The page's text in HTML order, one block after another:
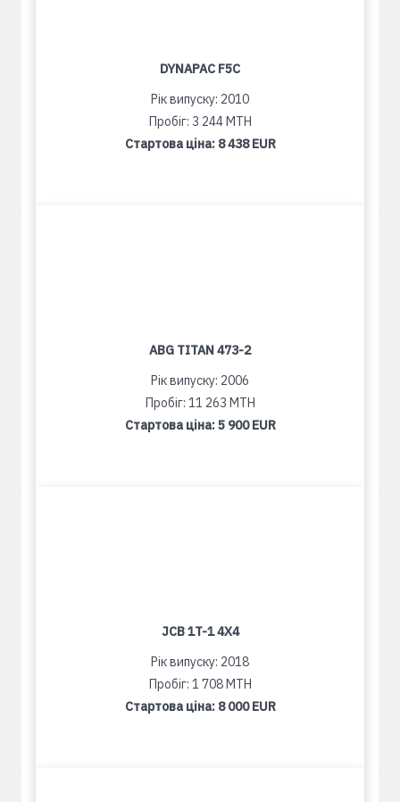
DYNAPAC F5C
Рік випуску: 2010
Пробіг: 3 244 MTH
Стартова ціна: 8 438 EUR
ABG TITAN 473-2
Рік випуску: 2006
Пробіг: 11 263 MTH
Стартова ціна:5 900 EUR
JCB 1T-1 4X4
Рік випуску: 2018
Пробіг: 1 708 MTH
Стартова ціна: 8 000 EUR